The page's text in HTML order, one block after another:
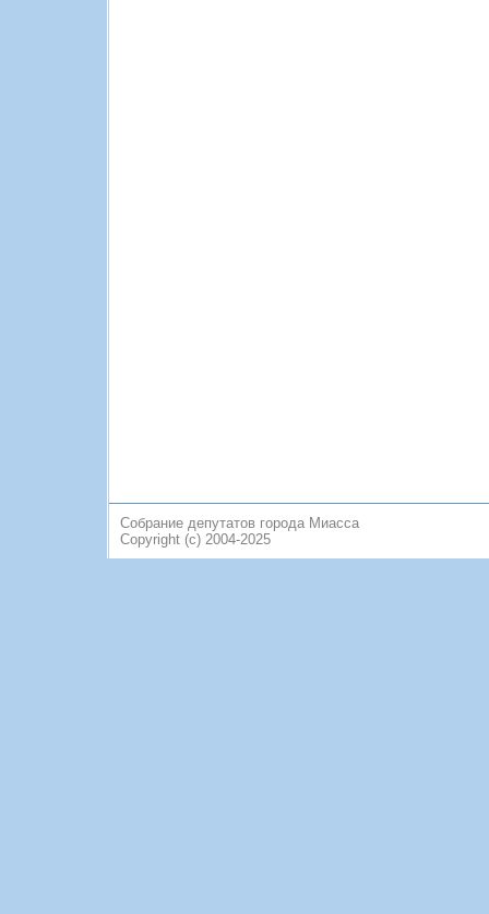
Собрание депутатов города Миасса
Copyright (c) 2004-2025